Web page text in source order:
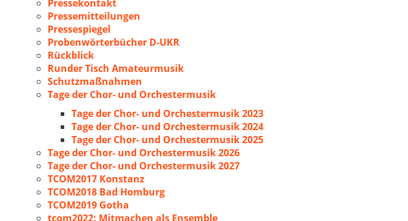
Pressekontakt
Pressemitteilungen
Pressespiegel
Probenwörterbücher D-UKR
Rückblick
Runder Tisch Amateurmusik
Schutzmaßnahmen
Tage der Chor- und Orchestermusik
Tage der Chor- und Orchestermusik 2023
Tage der Chor- und Orchestermusik 2024
Tage der Chor- und Orchestermusik 2025
Tage der Chor- und Orchestermusik 2026
Tage der Chor- und Orchestermusik 2027
TCOM2017 Konstanz
TCOM2018 Bad Homburg
TCOM2019 Gotha
tcom2022: Mitmachen als Ensemble